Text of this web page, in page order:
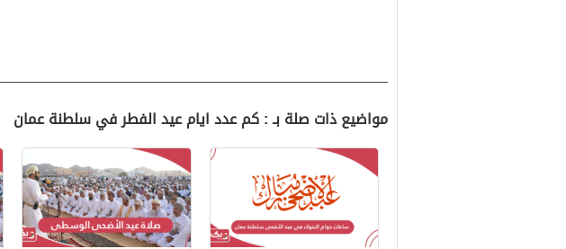
مواضيع ذات صلة بـ : كم عدد ايام عيد الفطر في سلطنة عمان